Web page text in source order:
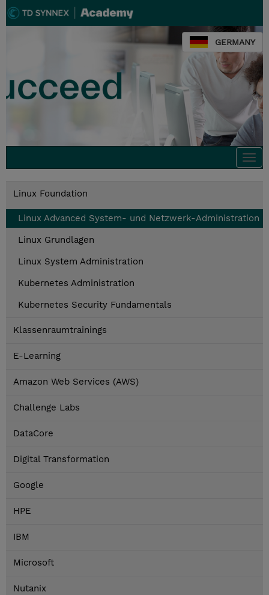
GERMANY
Linux Foundation
Linux Advanced System- und Netzwerk-Administration
Linux Grundlagen
Linux System Administration
Kubernetes Administration
Kubernetes Security Fundamentals
Klassenraumtrainings
E-Learning
Amazon Web Services (AWS)
Challenge Labs
DataCore
Digital Transformation
Google
HPE
IBM
Microsoft
Nutanix